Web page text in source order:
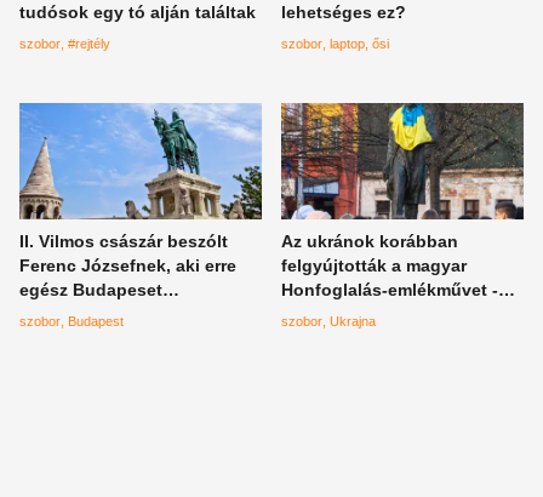
tudósok egy tó alján találtak
szobor #rejtély
lehetséges ez?
szobor laptop ősi
II. Vilmos császár beszólt
Ferenc Józsefnek, aki erre
egész Budapeset
átalakította, vérig sértette a
szobor Budapest
Az ukránok korábban
felgyújtották a magyar
Honfoglalás-emlékművet -
most azzal üzentek nekik a
szobor Ukrajna